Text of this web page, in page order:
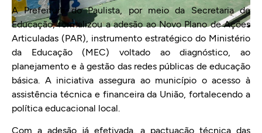
A Prefeitura do Paulista, por meio da Secretaria de
Educação, formalizou a adesão ao Novo Plano de Ações
Articuladas (PAR), instrumento estratégico do Ministério
da Educação (MEC) voltado ao diagnóstico, ao
planejamento e à gestão das redes públicas de educação
básica. A iniciativa assegura ao município o acesso à
assistência técnica e financeira da União, fortalecendo a
política educacional local.
Com a adesão já efetivada, a pactuação técnica das